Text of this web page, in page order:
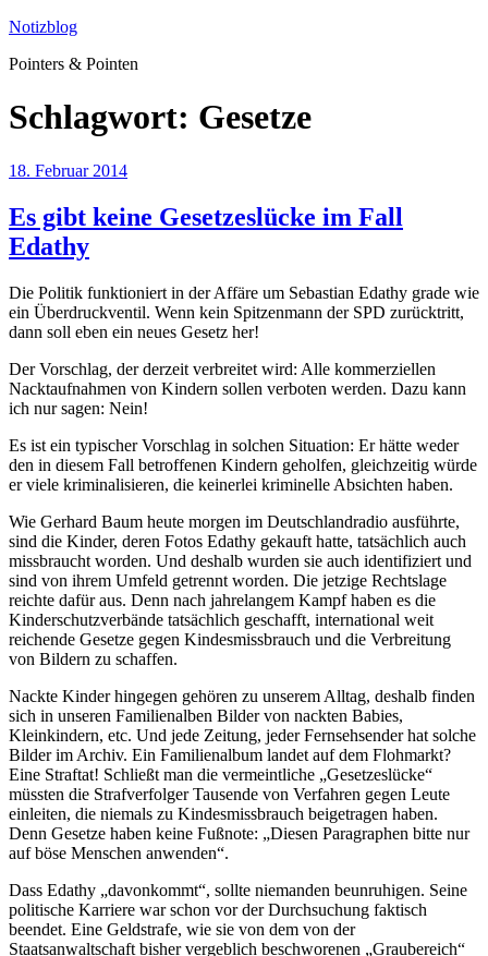
Zum
springen
Notizblog
Pointers & Pointen
Schlagwort: Gesetze
Veröffentlicht
18. Februar 2014
Es gibt keine Gesetzeslücke im Fall
Edathy
Die Politik funktioniert in der Affäre um Sebastian Edathy grade wie
ein Überdruckventil. Wenn kein Spitzenmann der SPD zurücktritt,
dann soll eben ein neues Gesetz her!
Der Vorschlag, der derzeit verbreitet wird: Alle kommerziellen
Nacktaufnahmen von Kindern sollen verboten werden. Dazu kann
ich nur sagen: Nein!
Es ist ein typischer Vorschlag in solchen Situation: Er hätte weder
den in diesem Fall betroffenen Kindern geholfen, gleichzeitig würde
er viele kriminalisieren, die keinerlei kriminelle Absichten haben.
Wie Gerhard Baum heute morgen im Deutschlandradio ausführte,
sind die Kinder, deren Fotos Edathy gekauft hatte, tatsächlich auch
missbraucht worden. Und deshalb wurden sie auch identifiziert und
sind von ihrem Umfeld getrennt worden. Die jetzige Rechtslage
reichte dafür aus. Denn nach jahrelangem Kampf haben es die
Kinderschutzverbände tatsächlich geschafft, international weit
reichende Gesetze gegen Kindesmissbrauch und die Verbreitung
von Bildern zu schaffen.
Nackte Kinder hingegen gehören zu unserem Alltag, deshalb finden
sich in unseren Familienalben Bilder von nackten Babies,
Kleinkindern, etc. Und jede Zeitung, jeder Fernsehsender hat solche
Bilder im Archiv. Ein Familienalbum landet auf dem Flohmarkt?
Eine Straftat! Schließt man die vermeintliche „Gesetzeslücke“
müssten die Strafverfolger Tausende von Verfahren gegen Leute
einleiten, die niemals zu Kindesmissbrauch beigetragen haben.
Denn Gesetze haben keine Fußnote: „Diesen Paragraphen bitte nur
auf böse Menschen anwenden“.
Dass Edathy „davonkommt“, sollte niemanden beunruhigen. Seine
politische Karriere war schon vor der Durchsuchung faktisch
beendet. Eine Geldstrafe, wie sie von dem von der
Staatsanwaltschaft bisher vergeblich beschworenen „Graubereich“